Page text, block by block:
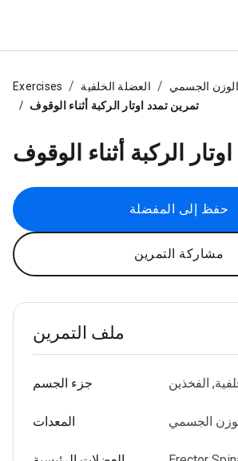
Exercises العضلة الخلفية
الوزن الجسمي
تمرين تمدد اوتار الركبة أثناء الوقوف
الركبة أثناء الوقوف
حفظ إلى المفضلة
مشاركة التمرين
ملف التمرين
جزء الجسم الفخذين
المعدات الجسمي